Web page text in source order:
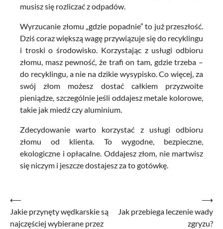
musisz się rozliczać z odpadów.
Wyrzucanie złomu „gdzie popadnie” to już przeszłość.
Dziś coraz większą wagę przywiązuje się do recyklingu
i troski o środowisko. Korzystając z usługi odbioru
złomu, masz pewność, że trafi on tam, gdzie trzeba –
do recyklingu, a nie na dzikie wysypisko. Co więcej, za
swój złom możesz dostać całkiem przyzwoite
pieniądze, szczególnie jeśli oddajesz metale kolorowe,
takie jak miedź czy aluminium.
Zdecydowanie warto korzystać z usługi odbioru
złomu od klienta. To wygodne, bezpieczne,
ekologiczne i opłacalne. Oddajesz złom, nie martwisz
się niczym i jeszcze dostajesz za to gotówkę.
Nawigacja
wpisu
⟵
Jakie przynęty wędkarskie są
najczęściej wybierane przez
Jak przebiega leczenie wady
zgryzu?
⟶